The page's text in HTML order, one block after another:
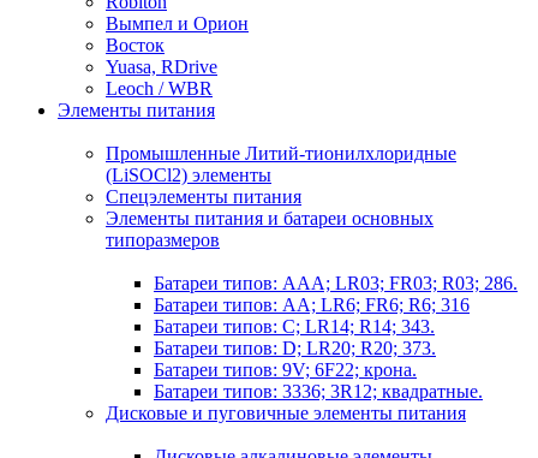
Вымпел и Орион
Восток
Yuasa, RDrive
Leoch / WBR
Элементы питания
Промышленные Литий-тионилхлоридные
(LiSOCl2) элементы
Спецэлементы питания
Элементы питания и батареи основных
типоразмеров
Батареи типов: AAA; LR03; FR03; R03; 286.
Батареи типов: AA; LR6; FR6; R6; 316
Батареи типов: C; LR14; R14; 343.
Батареи типов: D; LR20; R20; 373.
Батареи типов: 9V; 6F22; крона.
Батареи типов: 3336; 3R12; квадратные.
Дисковые и пуговичные элементы питания